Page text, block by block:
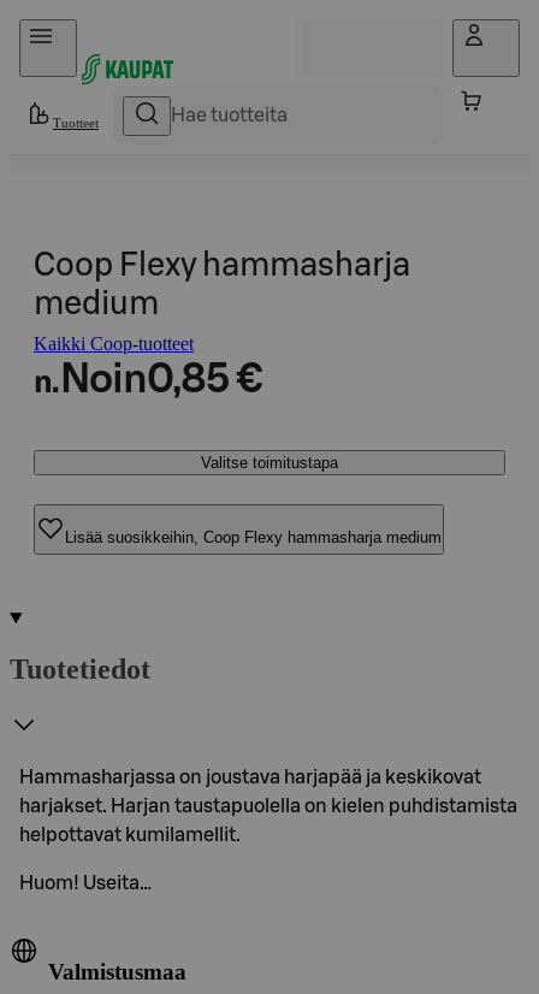
Hyppää sisältöön
Tuotteet
Coop Flexy hammasharja
medium
Kaikki Coop-tuotteet
n. Noin0,85 €
Valitse toimitustapa
Lisää suosikkeihin, Coop Flexy hammasharja medium
Tuotetiedot
Hammasharjassa on joustava harjapää ja keskikovat
harjakset. Harjan taustapuolella on kielen puhdistamista
helpottavat kumilamellit.
Huom! Useita…
Valmistusmaa